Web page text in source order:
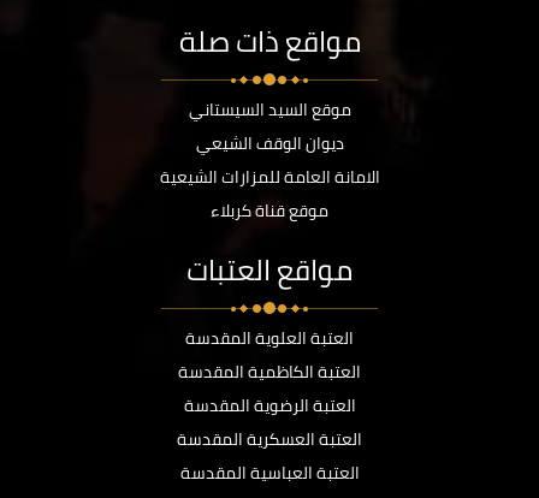
مواقع ذات صلة
موقع السيد السيستاني
ديوان الوقف الشيعي
الامانة العامة للمزارات الشيعية
موقع قناة كربلاء
مواقع العتبات
العتبة العلوية المقدسة
العتبة الكاظمية المقدسة
العتبة الرضوية المقدسة
العتبة العسكرية المقدسة
العتبة العباسية المقدسة